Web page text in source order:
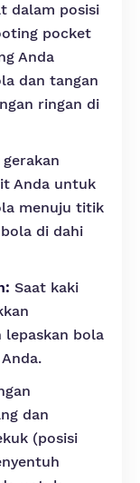
dalam posisi
pocket
Anda
dan tangan
ringan di
Anda untuk
menuju titik
di dahi
Saat kaki
lepaskan bola
dan
(posisi